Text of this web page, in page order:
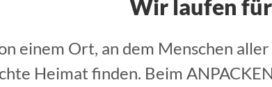
Wir laufen
einem Ort, an dem Menschen
Heimat finden. Beim